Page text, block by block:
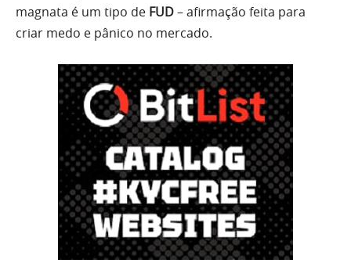
magnata é um tipo de FUD– afirmação feita para
criar medo e pânico no mercado.